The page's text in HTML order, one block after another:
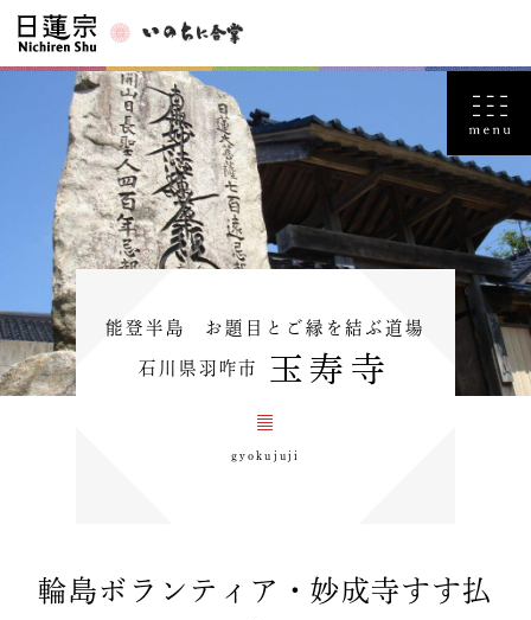
能登半島 お題目とご縁を結ぶ道場
石川県羽咋市 玉寿寺
gyokujuji
輪島ボランティア・妙成寺すす払